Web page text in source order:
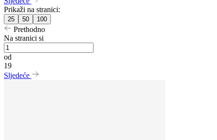
Prikaži na stranici:
25 50 100
Prethodno
Na stranici si
od
19
Sljedeće